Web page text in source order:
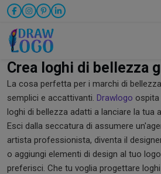
Crea loghi di bellezza
La cosa perfetta per i marchi di
semplici e accattivanti. Drawlogo ospita
loghi di bellezza adatti a lanciare la tua
Esci dalla seccatura di assumere
artista professionista, diventa il
o aggiungi elementi di design al tuo
preferisci. Che tu voglia progettare